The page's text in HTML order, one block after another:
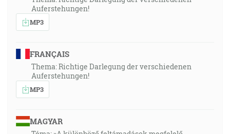
Auferstehungen!
MP3
FRANÇAIS
Thema: Richtige Darlegung der verschiedenen
Auferstehungen!
MP3
MAGYAR